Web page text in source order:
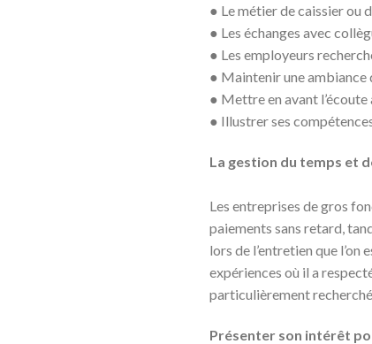
● Le métier de caissier ou
● Les échanges avec
● Les employeurs
● Maintenir une
● Mettre en avant
● Illustrer ses
La gestion du temps et
Les entreprises de gros
paiements sans retard,
lors de l’entretien que
expériences où il a
particulièrement
Présenter son intérêt